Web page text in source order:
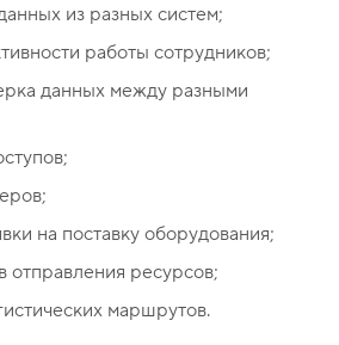
из разных систем;
работы сотрудников;
данных между разными
на поставку оборудования;
отправления ресурсов;
маршрутов.